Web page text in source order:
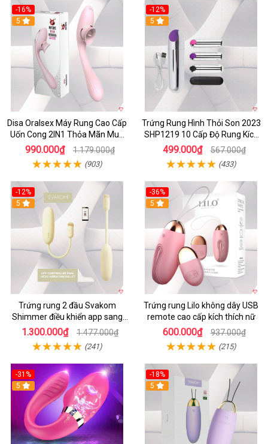
-16%
5
Disa Oralsex Máy Rung Cao Cấp
Uốn Cong 2IN1 Thỏa Mãn Mua
Ngay
990.000₫ 1.179.000₫
(903)
-12%
5
Trứng Rung Hình Thỏi Son 2023
SHP1219 10 Cấp Độ Rung Kích
Thích
499.000₫ 567.000₫
(433)
-12%
5
Trứng rung 2 đầu Svakom
Shimmer điều khiển app sang
trọng chất lượng
1.300.000₫ 1.477.000₫
(241)
-36%
5
Trứng rung Lilo không dây USB
remote cao cấp kích thích nữ
600.000₫ 937.000₫
(215)
-31%
5
-18%
5